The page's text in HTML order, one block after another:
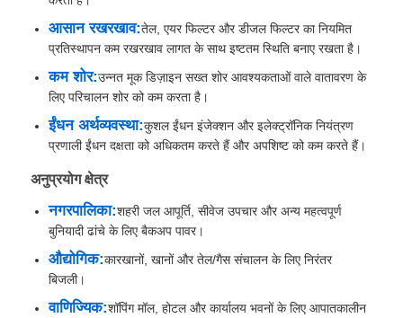
होम
उत्पाद
हमारे बारे में
गुणवत्ता नियंत्रण
आसान रखरखाव:तेल, एयर फिल्टर और डीजल फिल्टर का नियमित
प्रतिस्थापन कम रखरखाव लागत के साथ इष्टतम स्थिति बनाए रखता है।
कम शोर:उन्नत मूक डिज़ाइन सख्त शोर आवश्यकताओं वाले वातावरण के
लिए परिचालन शोर को कम करता है।
ईंधन अर्थव्यवस्था:कुशल ईंधन इंजेक्शन और इलेक्ट्रॉनिक नियंत्रण
प्रणाली ईंधन दक्षता को अधिकतम करते हैं और अपशिष्ट को कम करते हैं।
अनुप्रयोग क्षेत्र
नगरपालिका:शहरी जल आपूर्ति, सीवेज उपचार और अन्य महत्वपूर्ण
बुनियादी ढांचे के लिए बैकअप पावर।
औद्योगिक:कारखानों, खानों और तेल/गैस संचालन के लिए निरंतर
बिजली।
वाणिज्यिक:शॉपिंग मॉल, होटल और कार्यालय भवनों के लिए आपातकालीन